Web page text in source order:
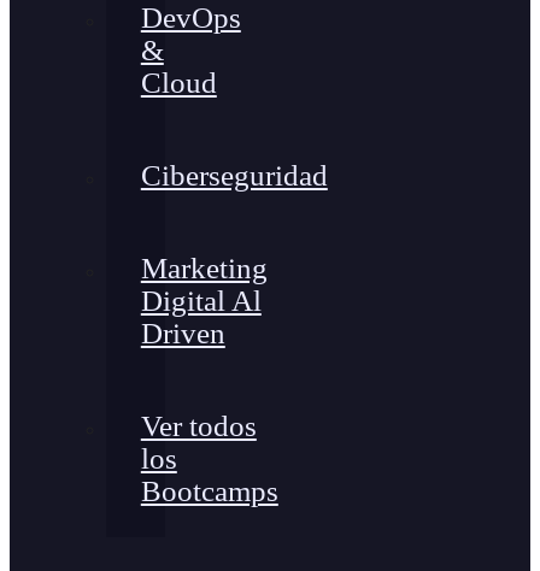
DevOps
&
Cloud
Ciberseguridad
Marketing
Digital Al
Driven
Ver todos
los
Bootcamps